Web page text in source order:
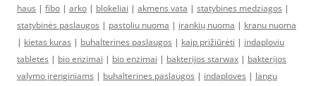
haus | fibo | arko | blokeliai | akmens vata | statybines medziagos |
statybinės paslaugos | pastoliu nuoma | įrankių nuoma | kranu nuoma
| kietas kuras | buhalterines paslaugos | kaip prižiūrėti | indaploviu
tabletes | bio enzimai | bio enzimai | bakterijos starwax | bakterijos
valymo įrenginiams | buhalterines paslaugos | indaploves | langu